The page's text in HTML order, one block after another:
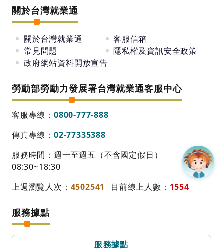
關於台灣就業通
關於台灣就業通
客服信箱
常見問題
隱私權及資訊安全政策
政府網站資料開放宣告
勞動部勞動力發展署台灣就業通客服中心
客服專線： 0800-777-888
傳真專線： 02-77335388
服務時間：週一至週五（不含國定假日）
08:30~18:30
上週瀏覽人次： 4502541 目前線上人數： 1554
服務據點
服務據點